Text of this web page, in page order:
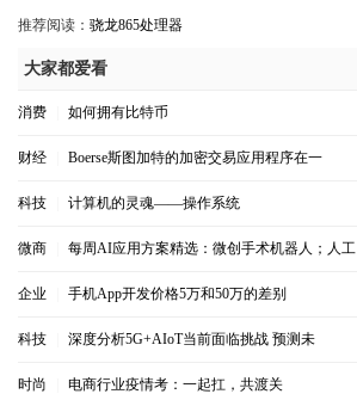
推荐阅读： 骁龙865处理器
大家都爱看
消费 如何拥有比特币
财经 Boerse斯图加特的加密交易应用程序在一
科技 计算机的灵魂——操作系统
微商 每周AI应用方案精选：微创手术机器人；人工
企业 手机App开发价格5万和50万的差别
科技 深度分析5G+AIoT当前面临挑战 预测未
时尚 电商行业疫情考：一起扛，共渡关